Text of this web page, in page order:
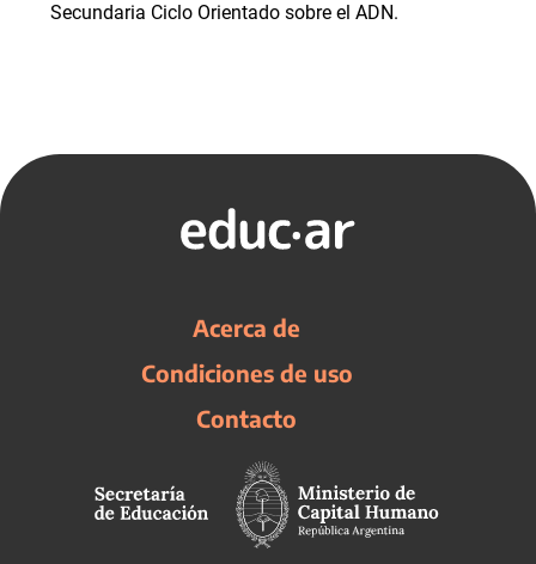
Secundaria Ciclo Orientado sobre el ADN.
Acerca de
Condiciones de uso
Contacto